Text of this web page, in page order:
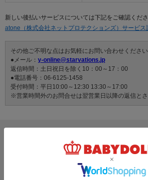
新しい後払いサービスについては下記をご確認くださ
atone（株式会社ネットプロテクションズ）サービス
その他ご不明な点はお気軽にお問い合わせください
●メール： y-online@starvations.jp
返信時間：土日祝日を除く10：00～17：00
●電話番号：06-6125-1458
受付時間：平日10:00～12:30 13:30～17:00
※営業時間外のお問合せは翌営業日以降の返信とさ
サイズ・カテゴリから
ベビー
80～90cm